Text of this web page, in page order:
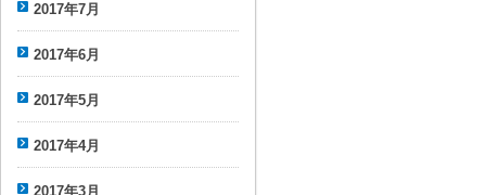
2017年7月
2017年6月
2017年5月
2017年4月
2017年3月